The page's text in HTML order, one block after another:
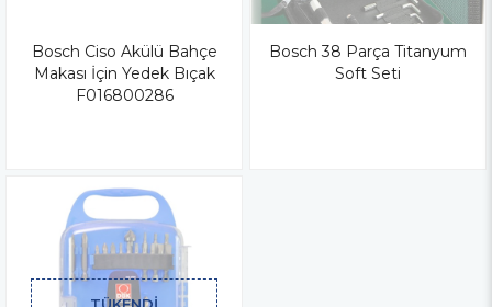
Bosch Ciso Akülü Bahçe
Makası İçin Yedek Bıçak
F016800286
Bosch 38 Parça Titanyum
Soft Seti